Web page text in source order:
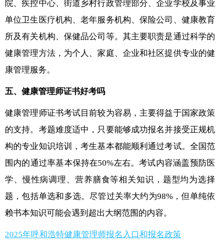
院、疾控中心、街道乡村行政管理部分、企业学校及事业
单位卫生医疗机构、老年服务机构、保险公司、健康教育
所及有关机构、保健品公司等。其主要职责是通过科学的
健康管理方法，为个人、家庭、企业和社区提供专业的健
康管理服务。
五、健康管理师证书好考吗
健康管理师证书考试目前较为容易，主要得益于国家政策
的支持。考题难度适中，只要能够成功报名并接受正规机
构的专业知识培训，考生基本都能顺利通过考试。全国范
围内的通过率基本保持在50%左右。考试内容涵盖预防医
学、慢性病调理、营养膳食等相关知识，题型均为选择
题，包括单选和多选。尽管过关率大约为98%，但单纯依
赖书本知识可能会遇到超出大纲范围的内容。
2025年呼和浩特健康管理师报名入口和报名政策